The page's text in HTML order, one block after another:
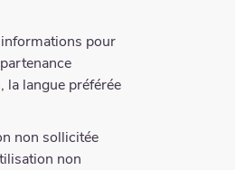
pour
la langue préférée
non sollicitée
non